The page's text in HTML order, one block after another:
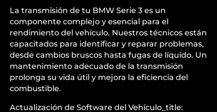
La transmisión de tu BMW Serie 3 es un
componente complejo y esencial para el
rendimiento del vehículo. Nuestros técnicos están
capacitados para identificar y reparar problemas,
desde cambios bruscos hasta fugas de líquido. Un
mantenimiento adecuado de la transmisión
prolonga su vida útil y mejora la eficiencia del
combustible.
Actualización de Software del Vehículo_title: